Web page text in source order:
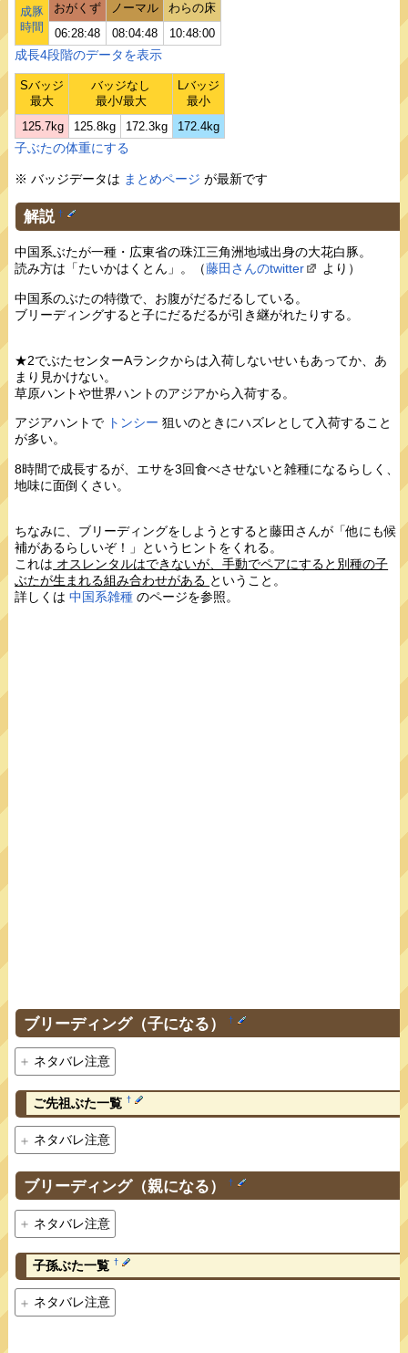
成豚
時間
おがくず ノーマル
わらの床
06:28:48
08:04:48 10:48:00
成長4段階のデータを表示
Sバッジ
最大
バッジなし
最小/最大
Lバッジ
最小
125.7kg
125.8kg 172.3kg 172.4kg
子ぶたの体重にする
※ バッジデータは まとめページ が最新です
解説 †
中国系ぶたが一種・広東省の珠江三角洲地域出身の大花白豚。
読み方は「たいかはくとん」。（藤田さんのtwitter より）
中国系のぶたの特徴で、お腹がだるだるしている。
ブリーディングすると子にだるだるが引き継がれたりする。
★2でぶたセンターAランクからは入荷しないせいもあってか、あ
まり見かけない。
草原ハントや世界ハントのアジアから入荷する。
アジアハントで トンシー 狙いのときにハズレとして入荷すること
が多い。
8時間で成長するが、エサを3回食べさせないと雑種になるらしく、
地味に面倒くさい。
ちなみに、ブリーディングをしようとすると藤田さんが「他にも候
補があるらしいぞ！」というヒントをくれる。
これは オスレンタルはできないが、手動でペアにすると別種の子
ぶたが生まれる組み合わせがある ということ。
詳しくは中国系雑種 のページを参照。
ブリーディング（子になる） †
ネタバレ注意
ご先祖ぶた一覧 †
ネタバレ注意
ブリーディング（親になる） †
ネタバレ注意
子孫ぶた一覧 †
ネタバレ注意